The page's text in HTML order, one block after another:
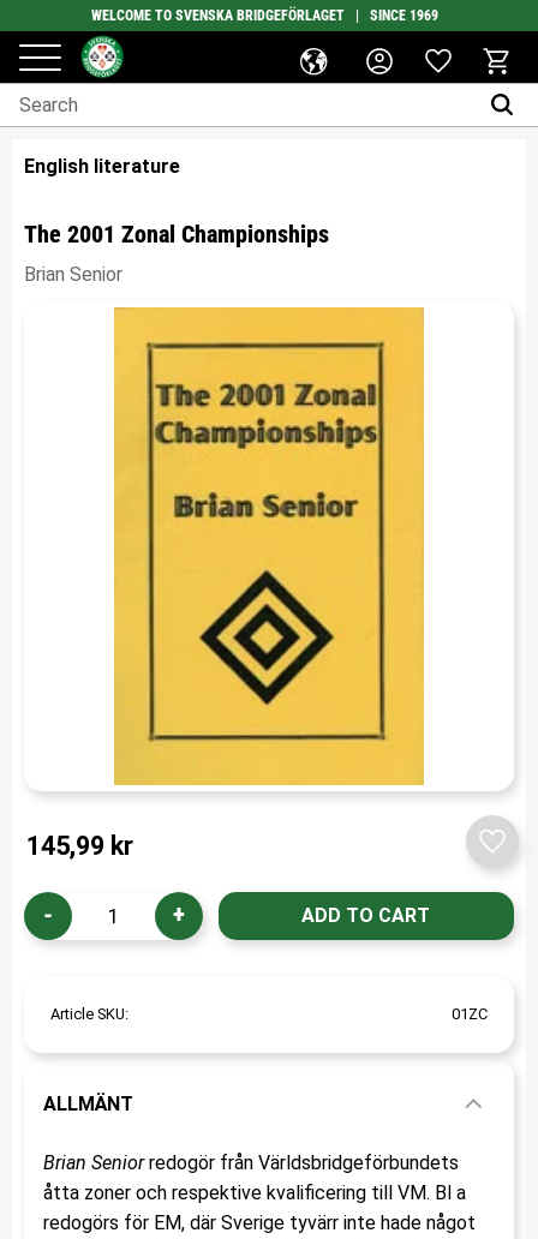
Menu
WELCOME TO SVENSKA BRIDGEFÖRLAGET | SINCE 1969
Favorites
Basket
English literature
The 2001 Zonal Championships
Brian Senior
145,99 kr
+
-
Add
Article SKU 01ZC
ALLMÄNT
Brian Seniorredogör från Världsbridgeförbundets
åtta zoner och respektive kvalificering till VM. Bl a
redogörs för EM, där Sverige tyvärr inte hade något